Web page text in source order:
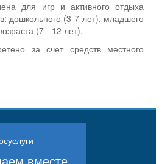
для игр и активного отдыха
дошкольного (3-7 лет), младшего
(7 - 12 лет).
за счет средств местного